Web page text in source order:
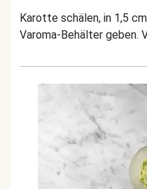
Karotte schälen, in 1,5
Varoma-Behälter geben.